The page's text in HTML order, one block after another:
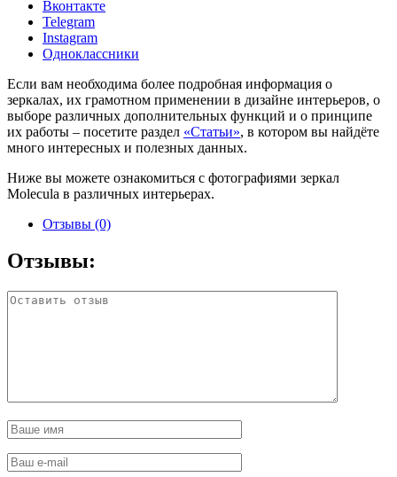
Вконтакте
Telegram
Instagram
Одноклассники
Если вам необходима более подробная информация о
зеркалах, их грамотном применении в дизайне интерьеров, о
выборе различных дополнительных функций и о принципе
их работы – посетите раздел «Статьи», в котором вы найдёте
много интересных и полезных данных.
Ниже вы можете ознакомиться с фотографиями зеркал
Molecula в различных интерьерах.
Отзывы (0)
Отзывы: